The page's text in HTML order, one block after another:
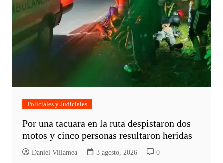
Policiales y Judiciales
Por una tacuara en la ruta despistaron dos
motos y cinco personas resultaron heridas
Daniel Villamea 3 agosto, 2026 0